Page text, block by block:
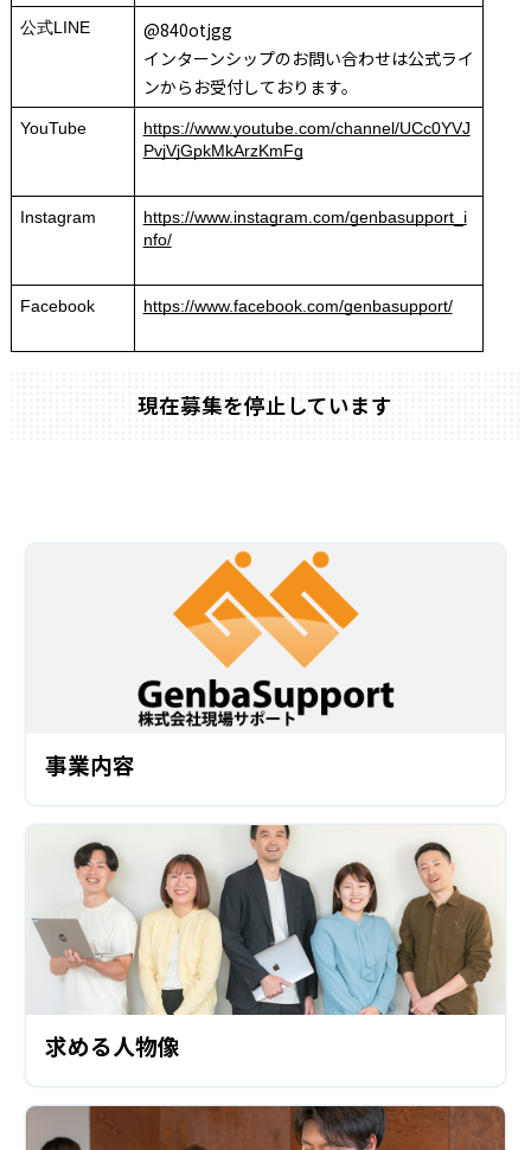
公式LINE
@840otjgg
インターンシップのお問い合わせは公式ライ
ンからお受付しております。
YouTube
https://www.youtube.com/channel/UCc0YVJ
PvjVjGpkMkArzKmFg
Instagram
https://www.instagram.com/genbasupport_i
nfo/
Facebook https://www.facebook.com/genbasupport/
現在募集を停止しています
事業内容
求める人物像